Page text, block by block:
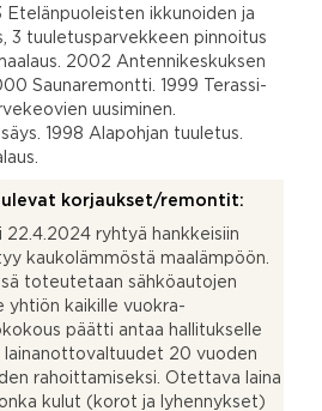
Etelänpuoleisten ikkunoiden ja
3 tuuletusparvekkeen pinnoitus
2002 Antennikeskuksen
Saunaremontti. 1999 Terassi-
uusiminen.
1998 Alapohjan tuuletus.
korjaukset/remontit:
ryhtyä hankkeisiin
kaukolämmöstä maalämpöön.
toteutetaan sähköautojen
yhtiön kaikille vuokra-
päätti antaa hallitukselle
20 vuoden
rahoittamiseksi. Otettava laina
kulut (korot ja lyhennykset)